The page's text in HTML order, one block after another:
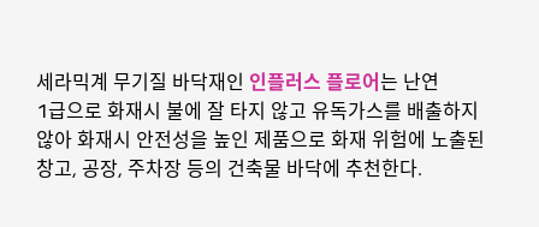
세라믹계 무기질 바닥재인 인플러스 플로어 는 난연
1급으로 화재시 불에 잘 타지 않고 유독가스를 배출하지
않아 화재시 안전성을 높인 제품으로 화재 위험에 노출된
창고, 공장, 주차장 등의 건축물 바닥에 추천한다.